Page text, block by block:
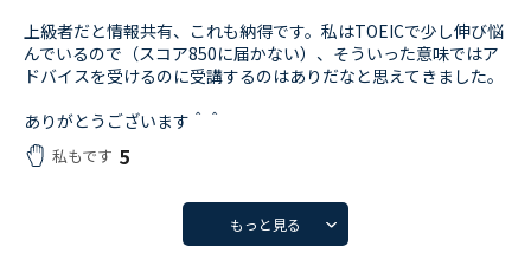
上級者だと情報共有、これも納得です。私はTOEICで少し伸び悩
んでいるので（スコア850に届かない）、そういった意味ではア
ドバイスを受けるのに受講するのはありだなと思えてきました。
ありがとうございます＾＾
私もです 5
もっと見る